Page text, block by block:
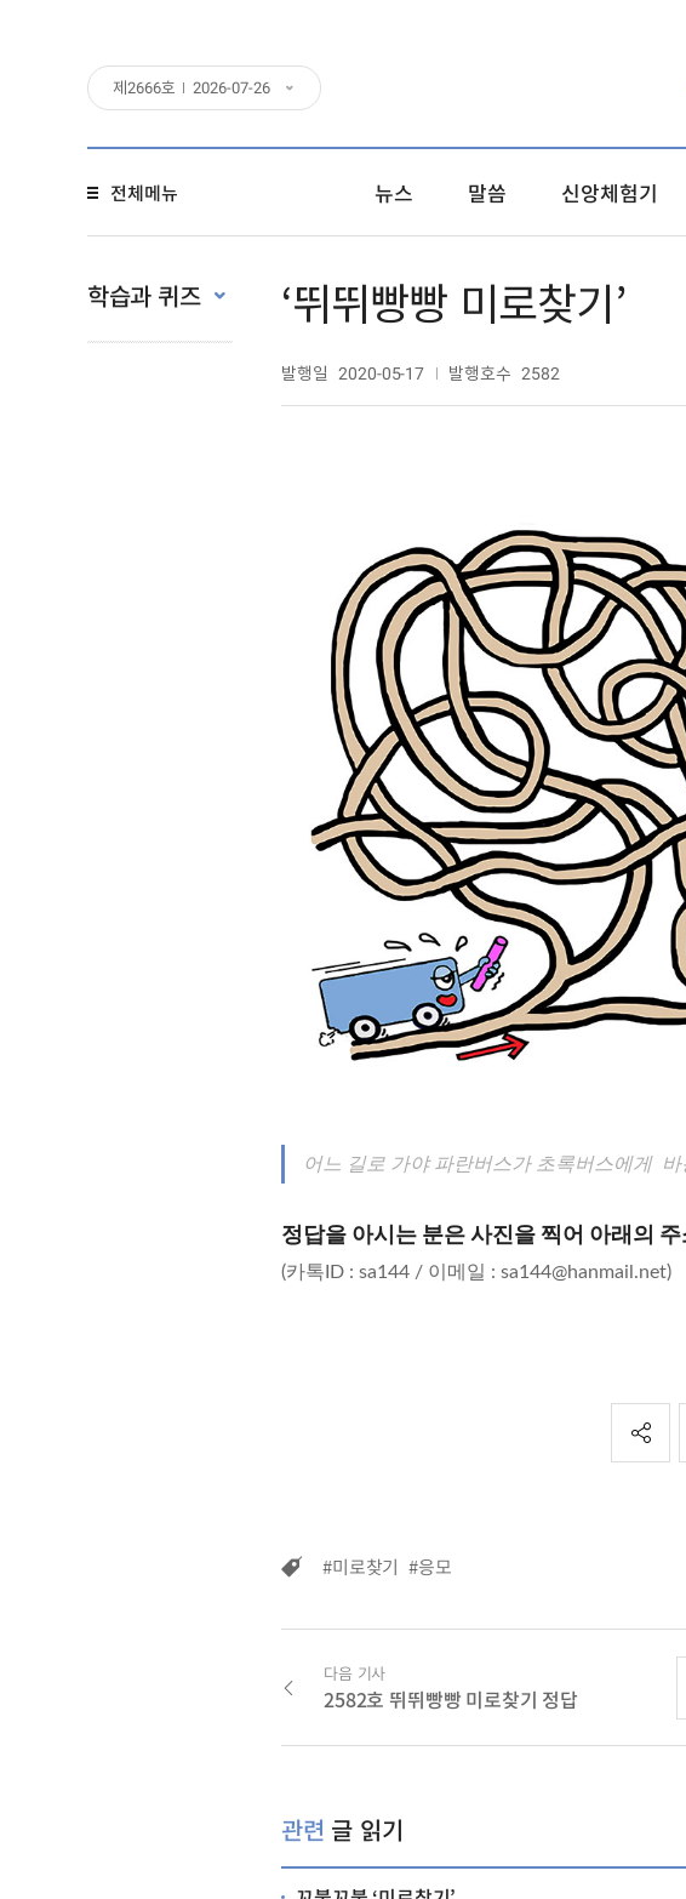
제 2666호 2026-07-26
전체메뉴 뉴스 말씀 신앙체험기
학습과 퀴즈 ‘뛰뛰빵빵 미로찾기’
발행일 2020-05-17 발행호수 2582
어느 길로 가야 파란버스가 초록버스에게
정답을 아시는 분은 사진을 찍어 아래의
(카톡ID : sa144 / 이메일 : sa144@hanmail.net)
#미로찾기 #응모
다음 기사
2582호 뛰뛰빵빵 미로찾기 정답
관련 글 읽기